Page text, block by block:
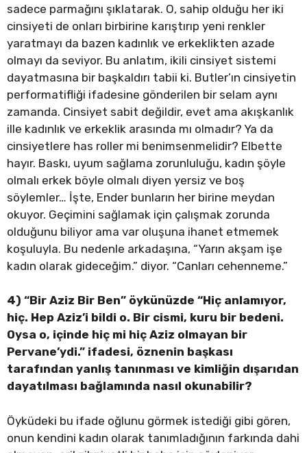
sadece parmağını şıklatarak. O, sahip olduğu her iki
cinsiyeti de onları birbirine karıştırıp yeni renkler
yaratmayı da bazen kadınlık ve erkeklikten azade
olmayı da seviyor. Bu anlatım, ikili cinsiyet sistemi
dayatmasına bir başkaldırı tabii ki. Butler’ın cinsiyetin
performatifliği ifadesine gönderilen bir selam aynı
zamanda. Cinsiyet sabit değildir, evet ama akışkanlık
ille kadınlık ve erkeklik arasında mı olmadır? Ya da
cinsiyetlere has roller mi benimsenmelidir? Elbette
hayır. Baskı, uyum sağlama zorunluluğu, kadın şöyle
olmalı erkek böyle olmalı diyen yersiz ve boş
söylemler… İşte, Ender bunların her birine meydan
okuyor. Geçimini sağlamak için çalışmak zorunda
olduğunu biliyor ama var oluşuna ihanet etmemek
koşuluyla. Bu nedenle arkadaşına, “Yarın akşam işe
kadın olarak gideceğim.” diyor. “Canları cehenneme.”
4) “Bir Aziz Bir Ben” öykünüzde “Hiç anlamıyor,
hiç. Hep Aziz’i bildi o. Bir cismi, kuru bir bedeni.
Oysa o, içinde hiç mi hiç Aziz olmayan bir
Pervane’ydi.” ifadesi, öznenin başkası
tarafından yanlış tanınması ve kimliğin dışarıdan
dayatılması bağlamında nasıl okunabilir?
Öyküdeki bu ifade oğlunu görmek istediği gibi gören,
onun kendini kadın olarak tanımladığının farkında dahi